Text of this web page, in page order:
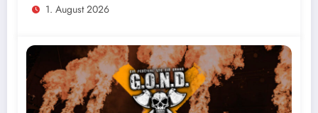
1. August 2026